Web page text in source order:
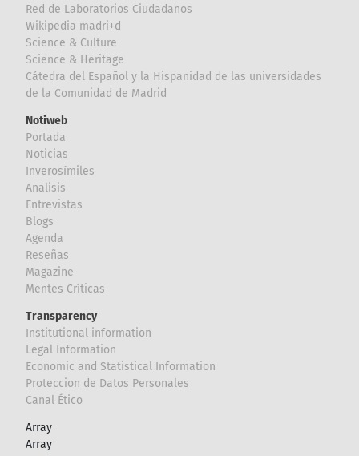
Red de Laboratorios Ciudadanos
Wikipedia madri+d
Science & Culture
Science & Heritage
Cátedra del Español y la Hispanidad de las universidades
de la Comunidad de Madrid
Notiweb
Portada
Noticias
Inverosímiles
Analisis
Entrevistas
Blogs
Agenda
Reseñas
Magazine
Mentes Críticas
Transparency
Institutional information
Legal Information
Economic and Statistical Information
Proteccion de Datos Personales
Canal Ético
Array
Array